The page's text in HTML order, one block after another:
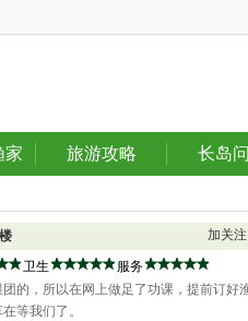
家 旅游攻略 长岛
加关注
卫生
服务
的，所以在网上做足了功课，提前订好
等我们了。